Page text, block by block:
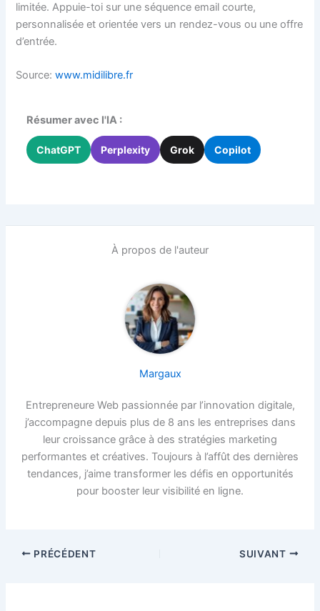
limitée. Appuie-toi sur une séquence email courte,
personnalisée et orientée vers un rendez-vous ou une offre
d’entrée.
Source:www.midilibre.fr
Résumer avec l'IA :
ChatGPT Perplexity Grok Copilot
À propos de l'auteur
Margaux
Entrepreneure Web passionnée par l’innovation digitale,
j’accompagne depuis plus de 8 ans les entreprises dans
leur croissance grâce à des stratégies marketing
performantes et créatives. Toujours à l’affût des dernières
tendances, j’aime transformer les défis en opportunités
pour booster leur visibilité en ligne.
PRÉCÉDENT SUIVANT